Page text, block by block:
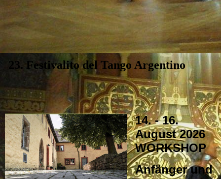
23. Festivalito del Tango Argentino
14. - 16.
August 2026
WORKSHOP
Anfänger und